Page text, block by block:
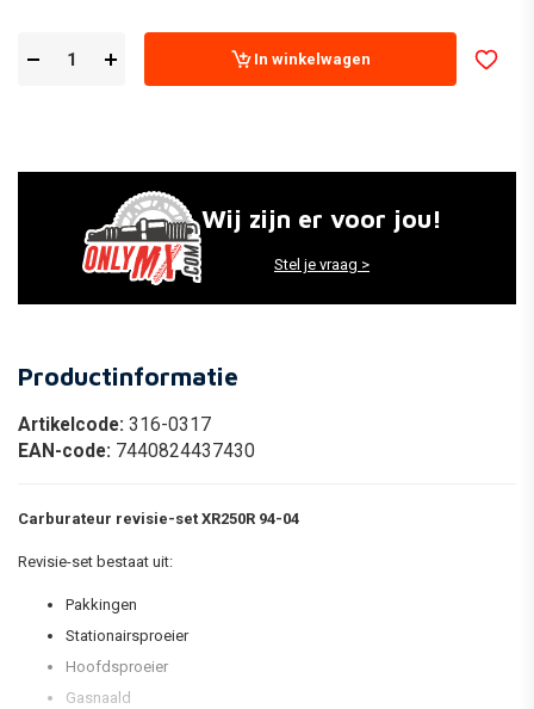
In winkelwagen
Wij zijn er voor jou!
Stel je vraag >
Productinformatie
Artikelcode: 316-0317
EAN-code: 7440824437430
Carburateur revisie-set XR250R 94-04
Revisie-set bestaat uit:
Pakkingen
Stationairsproeier
Hoofdsproeier
Gasnaald